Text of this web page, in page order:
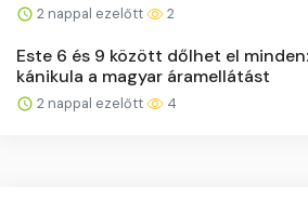
2 nappal ezelőtt 2
Este 6 és 9 között dőlhet el
kánikula a magyar áramellátást
2 nappal ezelőtt 4